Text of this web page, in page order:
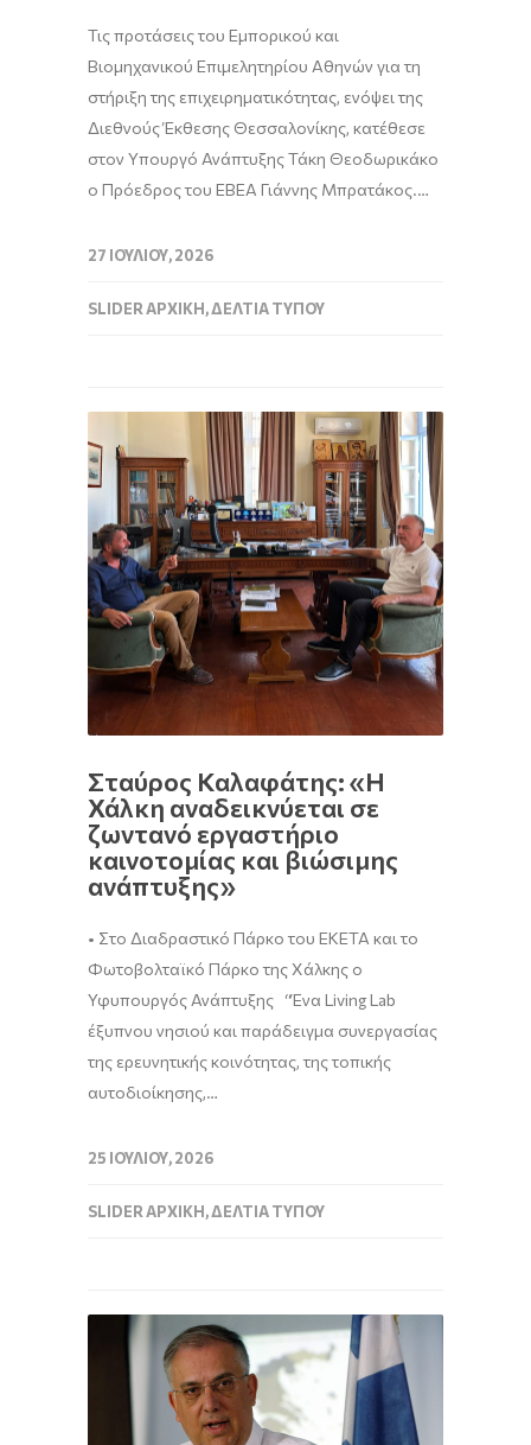
Τις προτάσεις του Εμπορικού και
Βιομηχανικού Επιμελητηρίου Αθηνών για τη
στήριξη της επιχειρηματικότητας, ενόψει της
Διεθνούς Έκθεσης Θεσσαλονίκης, κατέθεσε
στον Υπουργό Ανάπτυξης Τάκη Θεοδωρικάκο
ο Πρόεδρος του ΕΒΕΑ Γιάννης Μπρατάκος.…
27 ΙΟΥΛΊΟΥ, 2026
SLIDER ΑΡΧΙΚΉ,ΔΕΛΤΊΑ ΤΎΠΟΥ
Σταύρος Καλαφάτης: «H
Χάλκη αναδεικνύεται σε
ζωντανό εργαστήριο
καινοτομίας και βιώσιμης
ανάπτυξης»
• Στο Διαδραστικό Πάρκο του ΕΚΕΤΑ και το
Φωτοβολταϊκό Πάρκο της Χάλκης ο
Υφυπουργός Ανάπτυξης “Ένα Living Lab
έξυπνου νησιού και παράδειγμα συνεργασίας
της ερευνητικής κοινότητας, της τοπικής
αυτοδιοίκησης,…
25 ΙΟΥΛΊΟΥ, 2026
SLIDER ΑΡΧΙΚΉ,ΔΕΛΤΊΑ ΤΎΠΟΥ